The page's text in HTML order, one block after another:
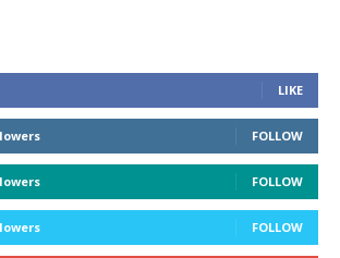
LIKE
FOLLOW
FOLLOW
FOLLOW